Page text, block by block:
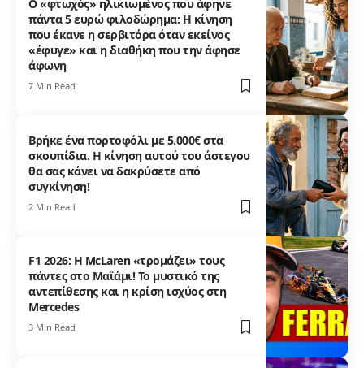
Ο «φτωχός» ηλικιωμένος που άφηνε
πάντα 5 ευρώ φιλοδώρημα: Η κίνηση
που έκανε η σερβιτόρα όταν εκείνος
«έφυγε» και η διαθήκη που την άφησε
άφωνη
7 Min Read
Βρήκε ένα πορτοφόλι με 5.000€ στα
σκουπίδια. Η κίνηση αυτού του άστεγου
θα σας κάνει να δακρύσετε από
συγκίνηση!
2 Min Read
F1 2026: Η McLaren «τρομάζει» τους
πάντες στο Μαϊάμι! Το μυστικό της
αντεπίθεσης και η κρίση ισχύος στη
Mercedes
3 Min Read